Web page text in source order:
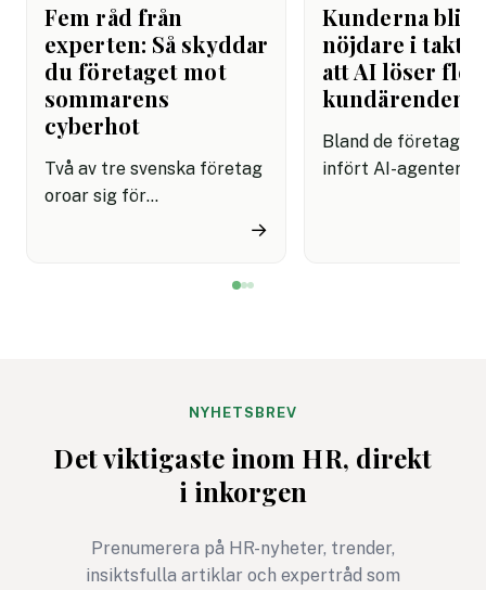
Fem råd från
experten: Så skyddar
du företaget mot
sommarens
cyberhot
Två av tre svenska företag
oroar sig för
innebär semestertider med
fem bästa tips för ett
säkrare sommarkontor.
→
Kunderna blir
nöjdare i takt
att AI löser fler
kundärenden
Bland de företag
infört AI-agenter i
NYHETSBREV
Det viktigaste inom HR, direkt
i inkorgen
Prenumerera på HR-nyheter, trender,
insiktsfulla artiklar och expertråd som